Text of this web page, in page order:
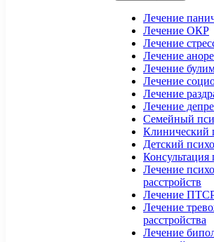
Лечение
Лечение ОКР
Лечение
Лечение
Лечение
Лечение
Лечение
Лечение
Семейный
Клинический
Детский
Консультация
Лечение
расстройств
Лечение
Лечение
расстройства
Лечение